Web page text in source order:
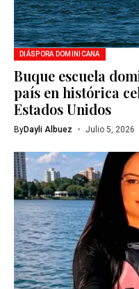
DIÁSPORA DOMINICANA
Buque escuela
país en histórica
Estados Unidos
ByDayli Albuez Julio 5, 2026